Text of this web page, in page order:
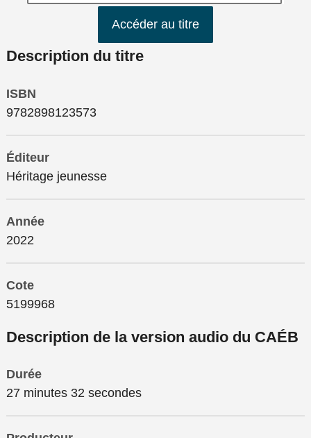
Accéder au titre
Description du titre
ISBN
9782898123573
Éditeur
Héritage jeunesse
Année
2022
Cote
5199968
Description de la version audio du CAÉB
Durée
27 minutes 32 secondes